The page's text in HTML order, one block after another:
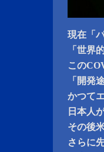
現在「
「世界
この
「開発
かつて
日本人
その後
さらに